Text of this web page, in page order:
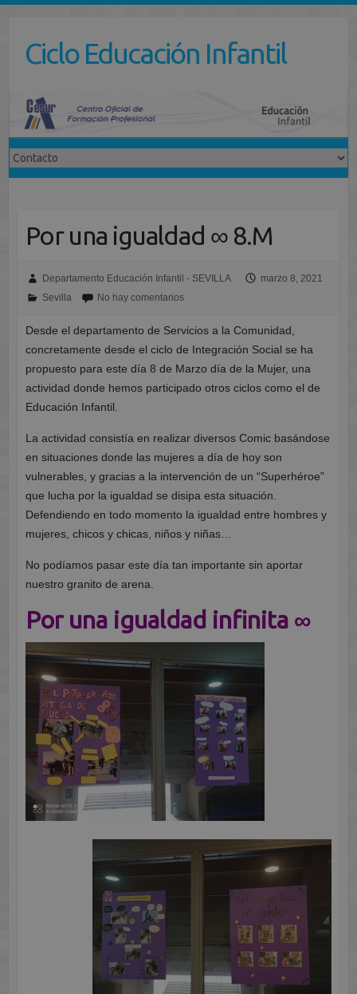
contenidoCiclo Educación Infantil
Por una igualdad ∞ 8.M
Departamento Educación Infantil - SEVILLA
marzo 8, 2021
Sevilla
No hay comentarios
Desde el departamento de Servicios a la Comunidad,
concretamente desde el ciclo de Integración Social se ha
propuesto para este día 8 de Marzo día de la Mujer, una
actividad donde hemos participado otros ciclos como el de
Educación Infantil.
La actividad consistía en realizar diversos Comic basándose
en situaciones donde las mujeres a día de hoy son
vulnerables, y gracias a la intervención de un “Superhéroe”
que lucha por la igualdad se disipa esta situación.
Defendiendo en todo momento la igualdad entre hombres y
mujeres, chicos y chicas, niños y niñas…
No podíamos pasar este día tan importante sin aportar
nuestro granito de arena.
Por una igualdad infinita ∞